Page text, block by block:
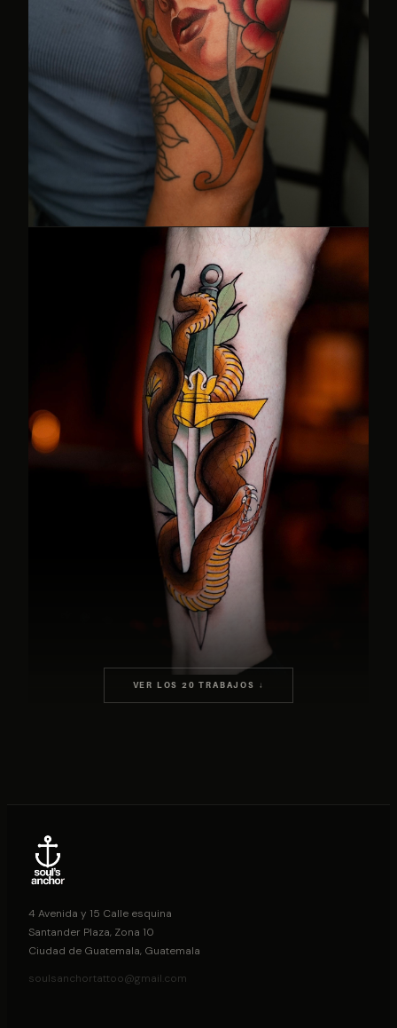
VER LOS 20 TRABAJOS ↓
4 Avenida y 15 Calle esquina
Santander Plaza, Zona 10
Ciudad de Guatemala, Guatemala
soulsanchortattoo@gmail.com